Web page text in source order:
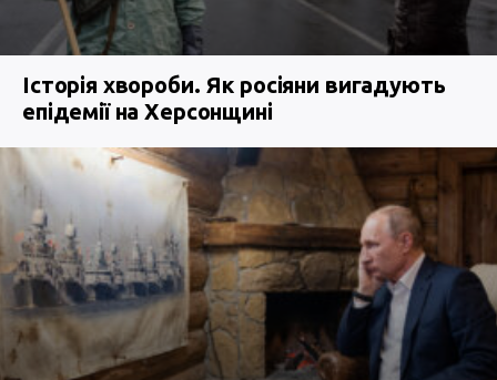
Історія хвороби. Як росіяни вигадують
епідемії на Херсонщині